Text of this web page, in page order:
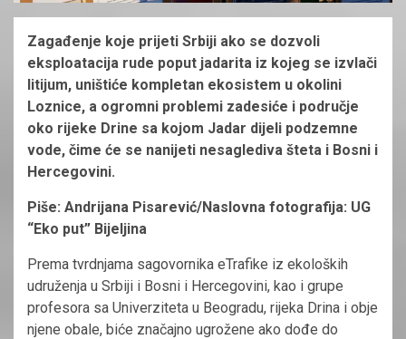
Zagađenje koje prijeti Srbiji ako se dozvoli
eksploatacija rude poput jadarita iz kojeg se izvlači
litijum, uništiće kompletan ekosistem u okolini
Loznice, a ogromni problemi zadesiće i područje
oko rijeke Drine sa kojom Jadar dijeli podzemne
vode, čime će se nanijeti nesaglediva šteta i Bosni i
Hercegovini.
Piše: Andrijana Pisarević/Naslovna fotografija: UG
“Eko put” Bijeljina
Prema tvrdnjama sagovornika eTrafike iz ekoloških
udruženja u Srbiji i Bosni i Hercegovini, kao i grupe
profesora sa Univerziteta u Beogradu, rijeka Drina i obje
njene obale, biće značajno ugrožene ako dođe do